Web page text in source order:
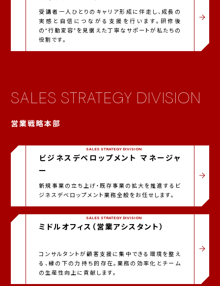
受講者一人ひとりのキャリア形成に伴走し、成長の
実感と自信につながる支援を行います。研修後
の“行動変容”を見据えた丁寧なサポートが私たちの
役割です。
SALES STRATEGY DIVISION
営業戦略本部
SALES STRATEGY DIVISION
ビジネスデベロップメントマネージャ
ー
新規事業の立ち上げ・既存事業の拡大を推進するビ
ジネスデべロップメント業務全般をお任せします。
SALES STRATEGY DIVISION
ミドルオフィス（営業アシスタント）
コンサルタントが顧客支援に集中できる環境を整え
る、縁の下の力持ち的存在。業務の効率化とチーム
の生産性向上に貢献します。